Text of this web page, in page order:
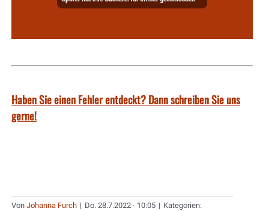
Haben Sie einen Fehler entdeckt? Dann schreiben Sie uns
gerne!
Von Johanna Furch | Do. 28.7.2022 - 10:05 | Kategorien: